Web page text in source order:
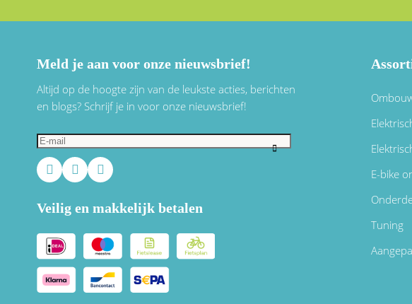
Meld je aan voor onze nieuwsbrief!
Altijd op de hoogte zijn van de leukste acties, berichten
en blogs? Schrijf je in voor onze nieuwsbrief!
Veilig en makkelijk betalen
E-bike
Tuning